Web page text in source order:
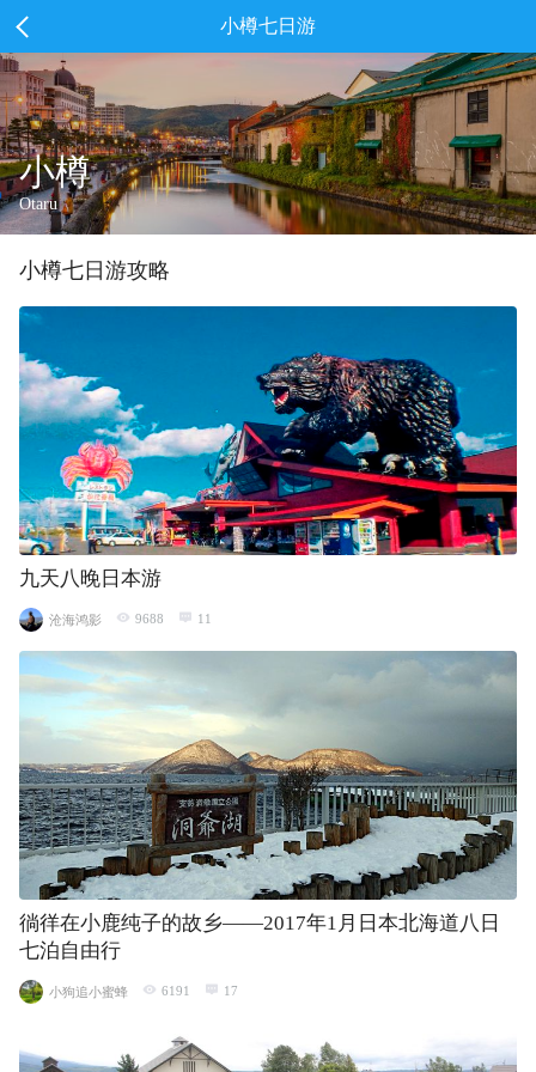
小樽七日游
小樽
Otaru
小樽七 日游攻略
九天八晚日本游
沧海鸿影 9688 11
徜徉在小鹿纯子的故乡——2017年1月日本北海道八日
七泊自由行
小狗追小蜜蜂 6191 17